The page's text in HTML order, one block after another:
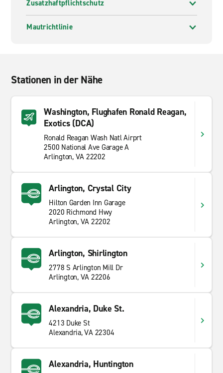
Zusatzhaftpflichtschutz
Mautrichtlinie
Stationen in der Nähe
Washington, Flughafen Ronald Reagan,
Exotics (DCA)
Ronald Reagan Wash Natl Airprt
2500 National Ave Garage A
Arlington, VA 22202
Arlington, Crystal City
Hilton Garden Inn Garage
2020 Richmond Hwy
Arlington, VA 22202
Arlington, Shirlington
2778 S Arlington Mill Dr
Arlington, VA 22206
Alexandria, Duke St.
4213 Duke St
Alexandria, VA 22304
Alexandria, Huntington